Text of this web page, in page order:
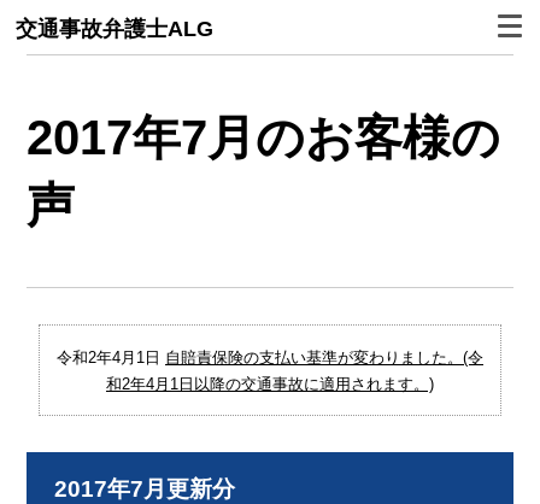
交通事故弁護士ALG
2017年7月のお客様の
声
令和2年4月1日 自賠責保険の支払い基準が変わりました。(令
和2年4月1日以降の交通事故に適用されます。)
2017年7月更新分